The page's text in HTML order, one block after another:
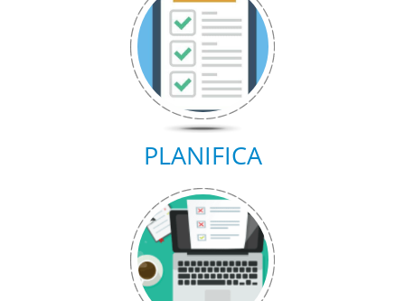
PLANIFICA